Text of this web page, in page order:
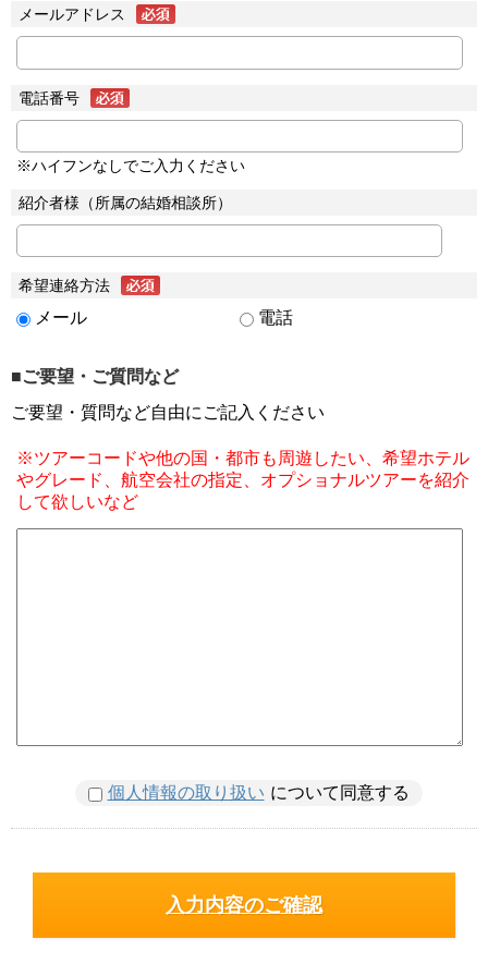
メールアドレス
電話番号
※ハイフンなしでご入力ください
紹介者様（所属の結婚相談所）
希望連絡方法
メール 電話
■ご要望・ご質問など
ご要望・質問など自由にご記入ください
※ツアーコードや他の国・都市も周遊したい、希望ホテル
やグレード、航空会社の指定、オプショナルツアーを紹介
して欲しいなど
個人情報の取り扱い について同意する